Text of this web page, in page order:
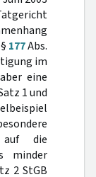
177Abs.
im
eine
1 und
auf die
minder
2 StGB